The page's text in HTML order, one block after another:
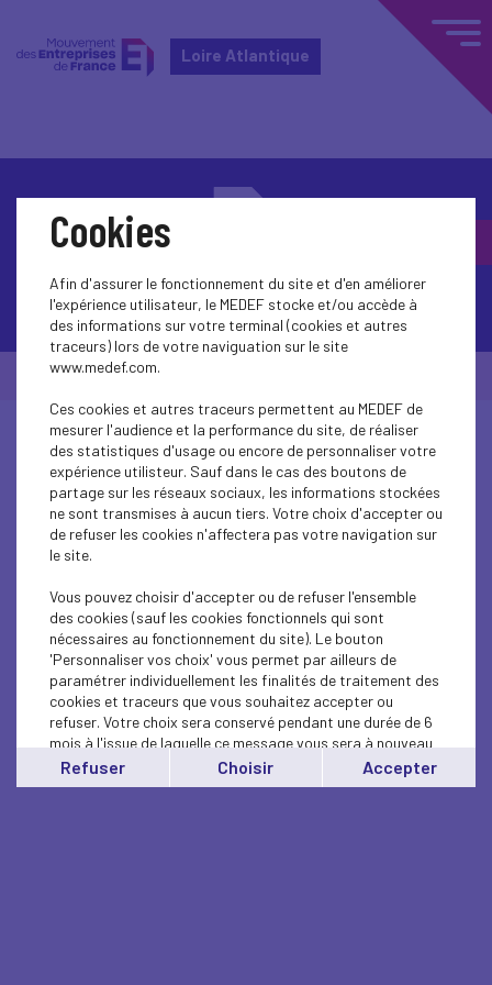
Loire Atlantique
Contactez-nous
© Medef Loire Atlantique 2026 -
Cookies
Afin d'assurer le fonctionnement du site et d'en améliorer
l'expérience utilisateur, le MEDEF stocke et/ou accède à
des informations sur votre terminal (cookies et autres
traceurs) lors de votre naviguation sur le site
www.medef.com.
Ces cookies et autres traceurs permettent au MEDEF de
mesurer l'audience et la performance du site, de réaliser
des statistiques d'usage ou encore de personnaliser votre
expérience utilisteur. Sauf dans le cas des boutons de
partage sur les réseaux sociaux, les informations stockées
ne sont transmises à aucun tiers. Votre choix d'accepter ou
de refuser les cookies n'affectera pas votre navigation sur
le site.
Vous pouvez choisir d'accepter ou de refuser l'ensemble
des cookies (sauf les cookies fonctionnels qui sont
nécessaires au fonctionnement du site). Le bouton
'Personnaliser vos choix' vous permet par ailleurs de
paramétrer individuellement les finalités de traitement des
cookies et traceurs que vous souhaitez accepter ou
refuser. Votre choix sera conservé pendant une durée de 6
mois à l'issue de laquelle ce message vous sera à nouveau
affiché..
Vous pouvez modifier votre choix à tout moment en
Refuser Choisir Accepter